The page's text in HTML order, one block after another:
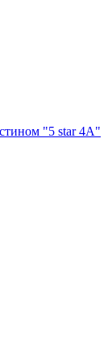
"5 star 4A"